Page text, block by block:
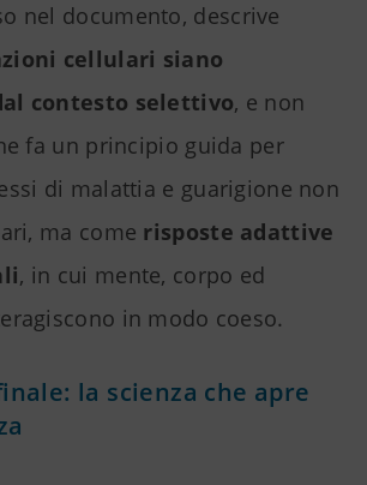
nel documento, descrive
cellulari siano
contesto selettivo, e non
fa un principio guida per
di malattia e guarigione non
ma come risposte adattive
, in cui mente, corpo ed
in modo coeso.
la scienza che apre